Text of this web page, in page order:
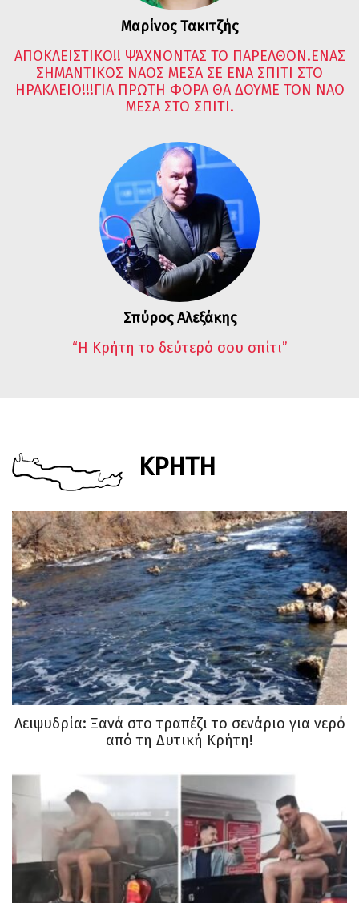
Μαρίνος Τακιτζής
ΑΠΟΚΛΕΙΣΤΙΚΟ!! ΨΆΧΝΟΝΤΑΣ ΤΟ ΠΑΡΕΛΘΟΝ.ΕΝΑΣ
ΣΗΜΑΝΤΙΚΟΣ ΝΑΟΣ ΜΕΣΑ ΣΕ ΕΝΑ ΣΠΙΤΙ ΣΤΟ
ΗΡΑΚΛΕΙΟ!!!ΓΙΑ ΠΡΩΤΗ ΦΟΡΑ ΘΑ ΔΟΥΜΕ ΤΟΝ ΝΑΟ
ΜΕΣΑ ΣΤΟ ΣΠΙΤΙ.
Σπύρος Αλεξάκης
“Η Κρήτη το δεύτερό σου σπίτι”
ΚΡΗΤΗ
Λειψυδρία: Ξανά στο τραπέζι το σενάριο για νερό
από τη Δυτική Κρήτη!